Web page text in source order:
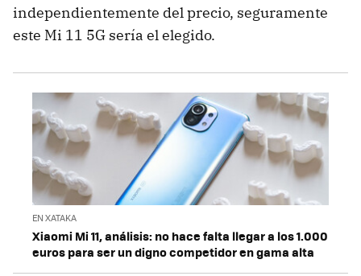
independientemente del precio, seguramente
este Mi 11 5G sería el elegido.
EN XATAKA
Xiaomi Mi 11, análisis: no hace falta llegar a los 1.000
euros para ser un digno competidor en gama alta